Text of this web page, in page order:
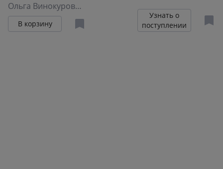
занимает наши
умы, сердца и
легкие
Ольга Винокурова,
В корзину
Узнать о
поступлении